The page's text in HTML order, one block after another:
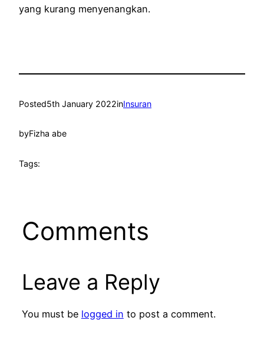
yang kurang menyenangkan.
Posted5th January 2022inInsuran
byFizha abe
Tags:
Comments
Leave a Reply
You must be logged in to post a comment.